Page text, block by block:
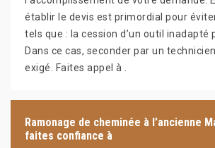
établir le devis est primordial pour
tels que : la cession d’un outil inadapté
Dans ce cas, seconder par un
exigé. Faites appel à .
Ramonage de cheminée à l’ancienne
faites confiance à